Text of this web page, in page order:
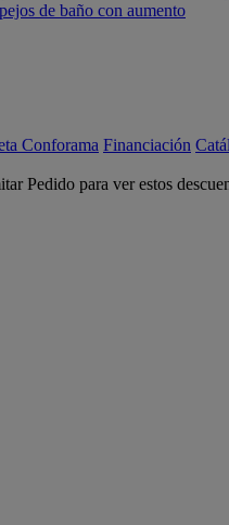
de baño con aumento
Conforama Financiación
Pedido para ver estos